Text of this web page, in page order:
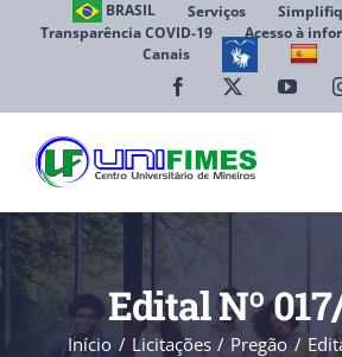
BRASIL Serviços
Transparência COVID-19
Acesso à
Canais
Facebook
Edital Nº
Início Licitações Pregão